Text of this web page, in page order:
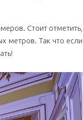
Стоит отметить,
метров. Так что если